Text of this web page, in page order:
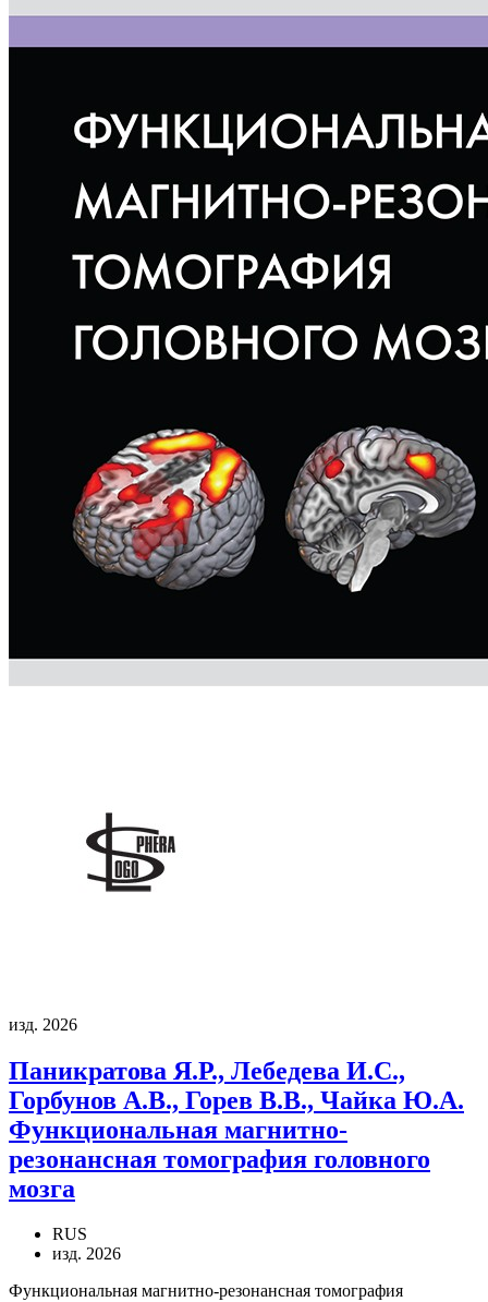
изд. 2026
Паникратова Я.Р., Лебедева И.С.,
Горбунов А.В., Горев В.В., Чайка Ю.А.
Функциональная магнитно-
резонансная томография головного
мозга
RUS
изд. 2026
Функциональная магнитно-резонансная томография